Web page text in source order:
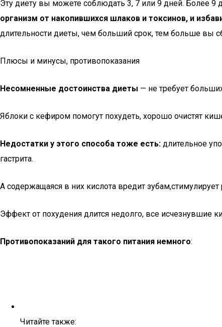
Эту диету вы можете соблюдать 3, 7 или 9 дней. Более 9
организм от накопившихся шлаков и токсинов, и
длительности диеты, чем больший срок, тем больше вы
Плюсы и минусы, противопоказания
Несомненные достоинства диеты — не требует
Яблоки с кефиром помогут похудеть, хорошо очистят
Недостатки у этого способа тоже есть: длительное
гастрита.
А содержащаяся в них кислота вредит зубам,стимулирует
Эффект от похудения длится недолго, все исчезнувшие
Противопоказаний для такого питания немного:
Читайте также: